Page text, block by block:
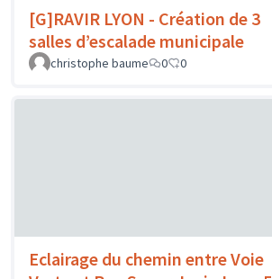
[G]RAVIR LYON - Création de 3
salles d’escalade municipale
christophe baume
0 0
Eclairage du chemin entre Voie